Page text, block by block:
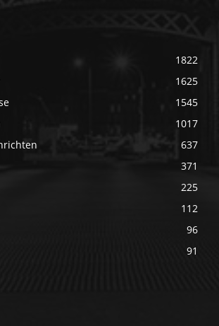
1822
1625
1545
1017
637
371
225
112
96
91